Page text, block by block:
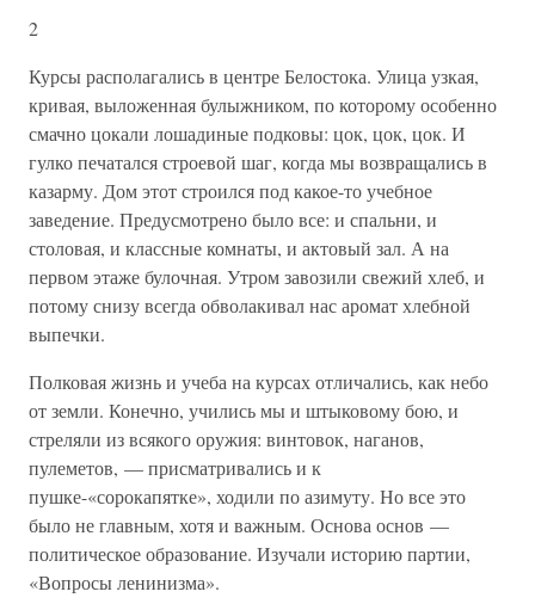
2
Курсы располагались в центре Белостока. Улица узкая,
кривая, выложенная булыжником, по которому особенно
смачно цокали лошадиные подковы: цок, цок, цок. И
гулко печатался строевой шаг, когда мы возвращались в
казарму. Дом этот строился под какое-то учебное
заведение. Предусмотрено было все: и спальни, и
столовая, и классные комнаты, и актовый зал. А на
первом этаже булочная. Утром завозили свежий хлеб, и
потому снизу всегда обволакивал нас аромат хлебной
выпечки.
Полковая жизнь и учеба на курсах отличались, как небо
от земли. Конечно, учились мы и штыковому бою, и
стреляли из всякого оружия: винтовок, наганов,
пулеметов, — присматривались и к
пушке-«сорокапятке», ходили по азимуту. Но все это
было не главным, хотя и важным. Основа основ —
политическое образование. Изучали историю партии,
«Вопросы ленинизма».